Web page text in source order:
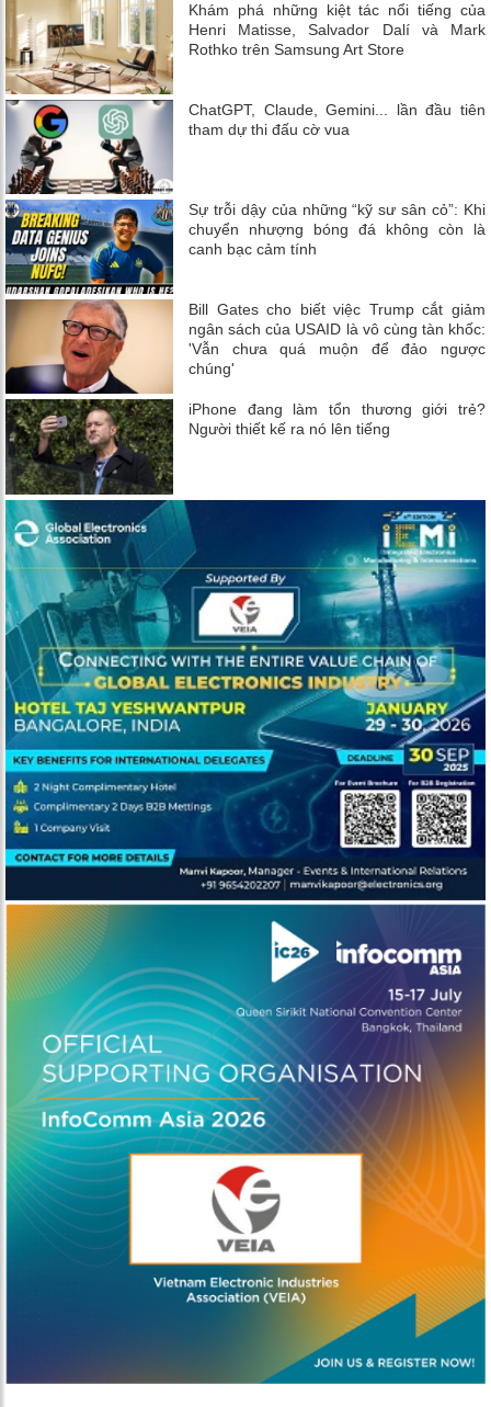
Khám phá những kiệt tác nổi tiếng của
Henri Matisse, Salvador Dalí và Mark
Rothko trên Samsung Art Store
ChatGPT, Claude, Gemini... lần đầu tiên
tham dự thi đấu cờ vua
Sự trỗi dậy của những “kỹ sư sân cỏ”: Khi
chuyển nhượng bóng đá không còn là
canh bạc cảm tính
Bill Gates cho biết việc Trump cắt giảm
ngân sách của USAID là vô cùng tàn khốc:
'Vẫn chưa quá muộn để đảo ngược
chúng'
iPhone đang làm tổn thương giới trẻ?
Người thiết kế ra nó lên tiếng